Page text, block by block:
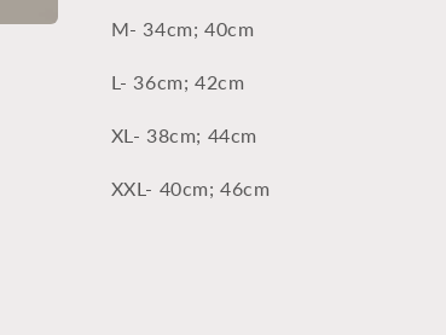
M- 34cm; 40cm
L- 36cm; 42cm
XL- 38cm; 44cm
XXL- 40cm; 46cm